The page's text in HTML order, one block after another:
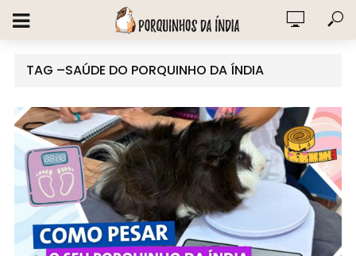
TAG –SAÚDE DO PORQUINHO DA ÍNDIA